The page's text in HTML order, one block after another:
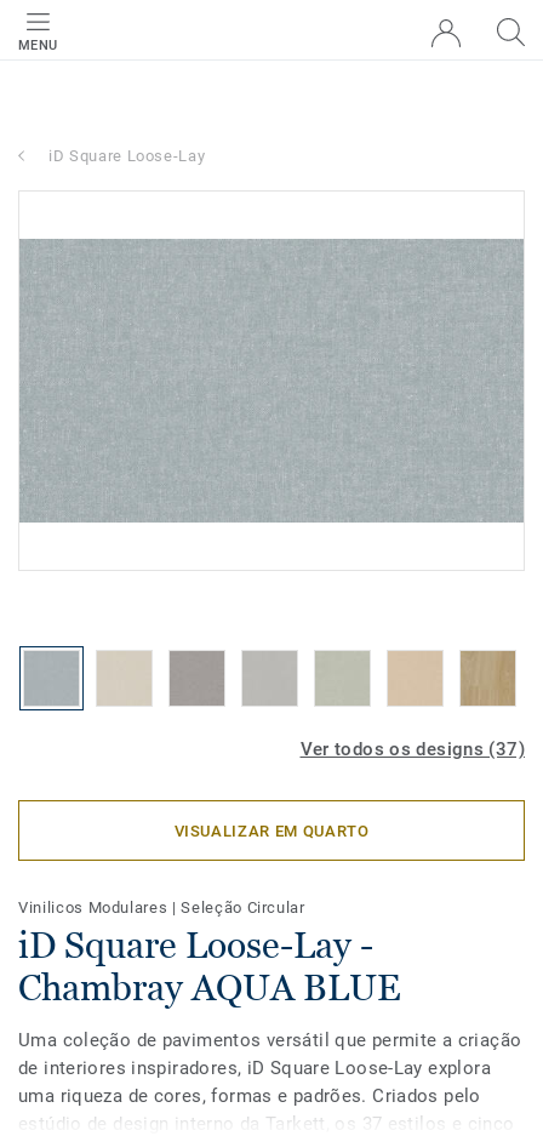
MENU
iD Square Loose-Lay
Ver todos os designs (37)
VISUALIZAR EM QUARTO
Vinilicos Modulares |Seleção Circular
iD Square Loose-Lay -
Chambray AQUA BLUE
Uma coleção de pavimentos versátil que permite a criação
de interiores inspiradores, iD Square Loose-Lay explora
uma riqueza de cores, formas e padrões. Criados pelo
estúdio de design interno da Tarkett, os 37 estilos e cinco